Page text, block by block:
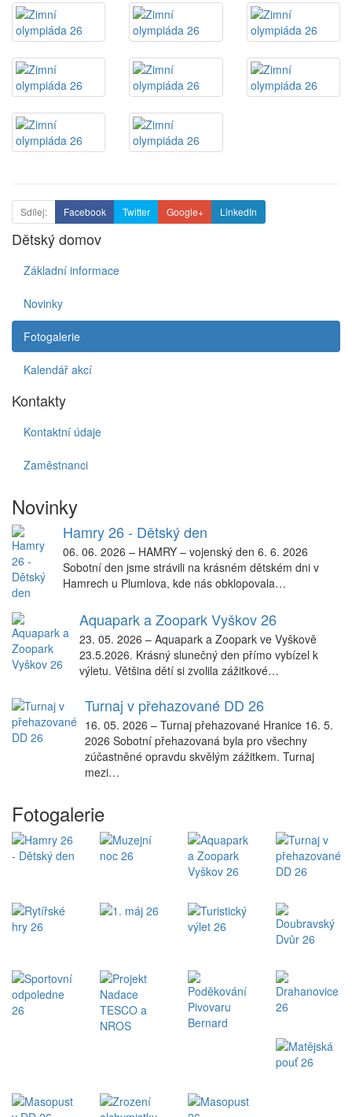
Sdílej: Facebook Twitter Google+ LinkedIn
Dětský domov
Základní informace
Novinky
Fotogalerie
Kalendář akcí
Kontakty
Kontaktní údaje
Zaměstnanci
Novinky
Hamry 26 - Dětský den
06. 06. 2026 – HAMRY – vojenský den 6. 6. 2026
Sobotní den jsme strávili na krásném dětském dni v
Hamrech u Plumlova, kde nás obklopovala…
Aquapark a Zoopark Vyškov 26
23. 05. 2026 – Aquapark a Zoopark ve Vyškově
23.5.2026. Krásný slunečný den přímo vybízel k
výletu. Většina dětí si zvolila zážitkové…
Turnaj v přehazované DD 26
16. 05. 2026 – Turnaj přehazované Hranice 16. 5.
2026 Sobotní přehazovaná byla pro všechny
zúčastněné opravdu skvělým zážitkem. Turnaj
mezi…
Fotogalerie